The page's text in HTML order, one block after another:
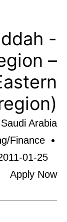
-
–
Saudi Arabia
Finance
01-25
Apply Now